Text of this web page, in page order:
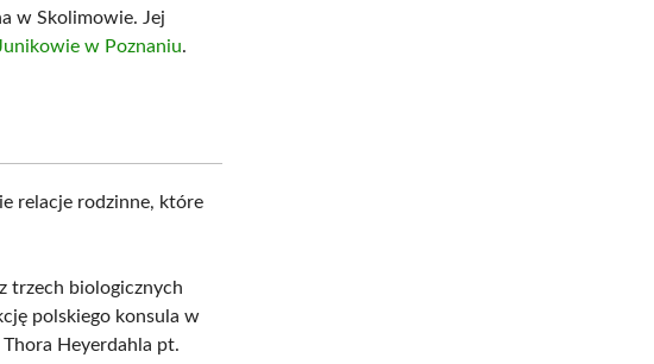
w Skolimowie. Jej
w Poznaniu.
relacje rodzinne, które
trzech biologicznych
polskiego konsula w
Thora Heyerdahla pt.